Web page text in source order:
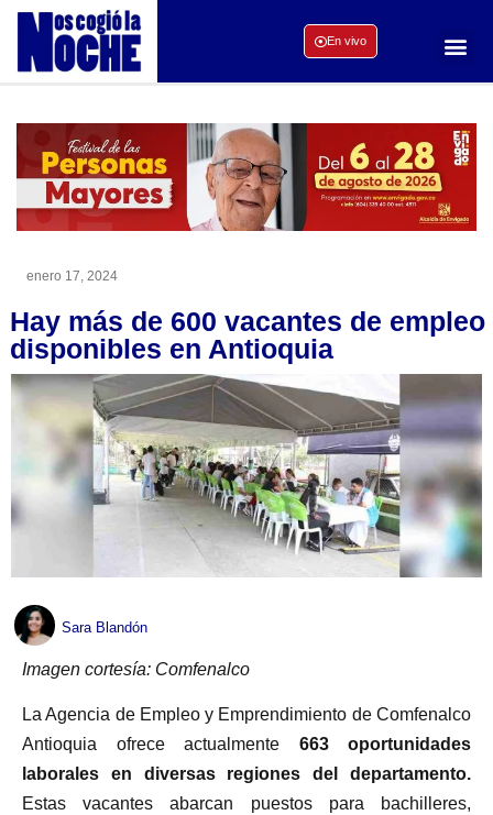
En vivo
enero 17, 2024
Hay más de 600 vacantes de empleo
disponibles en Antioquia
Sara Blandón
Imagen cortesía: Comfenalco
La Agencia de Empleo y Emprendimiento de Comfenalco
Antioquia ofrece actualmente 663 oportunidades
laborales en diversas regiones del departamento.
Estas vacantes abarcan puestos para bachilleres,